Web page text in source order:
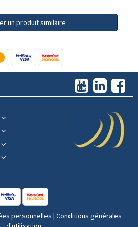
un produit similaire
personnelles | Conditions générales